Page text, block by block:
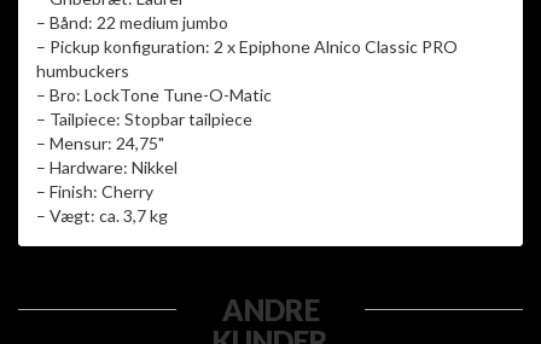
– Bånd: 22 medium jumbo
– Pickup konfiguration: 2 x Epiphone Alnico Classic PRO
humbuckers
– Bro: LockTone Tune-O-Matic
– Tailpiece: Stopbar tailpiece
– Mensur: 24,75"
– Hardware: Nikkel
– Finish: Cherry
– Vægt: ca. 3,7 kg
ANDRE